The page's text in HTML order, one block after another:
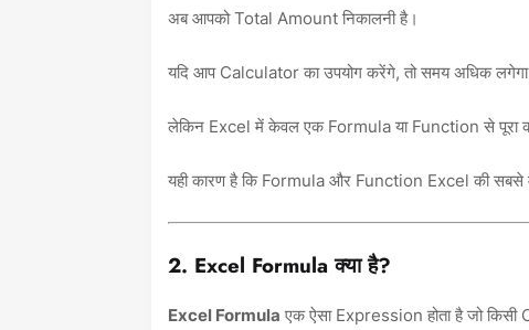
अब आपको Total Amount निकालनी है।
यदि आप Calculator का उपयोग करेंगे, तो समय अधिक लगेगा
लेकिन Excel में केवल एक Formula या Function से पूरा
यही कारण है कि Formula और Function Excel की सबसे
2. Excel Formula क्या है?
Excel Formula एक ऐसा Expression होता है जो